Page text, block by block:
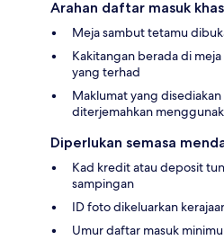
Arahan daftar masuk khas
Meja sambut tetamu
Kakitangan berada di
yang terhad
Maklumat yang
diterjemahkan
Diperlukan semasa
Kad kredit atau deposit
sampingan
ID foto dikeluarkan
Umur daftar masuk